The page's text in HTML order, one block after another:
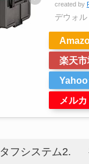
created by
デウォ
楽天市
Yahoo
メルカ
タフシステム2.